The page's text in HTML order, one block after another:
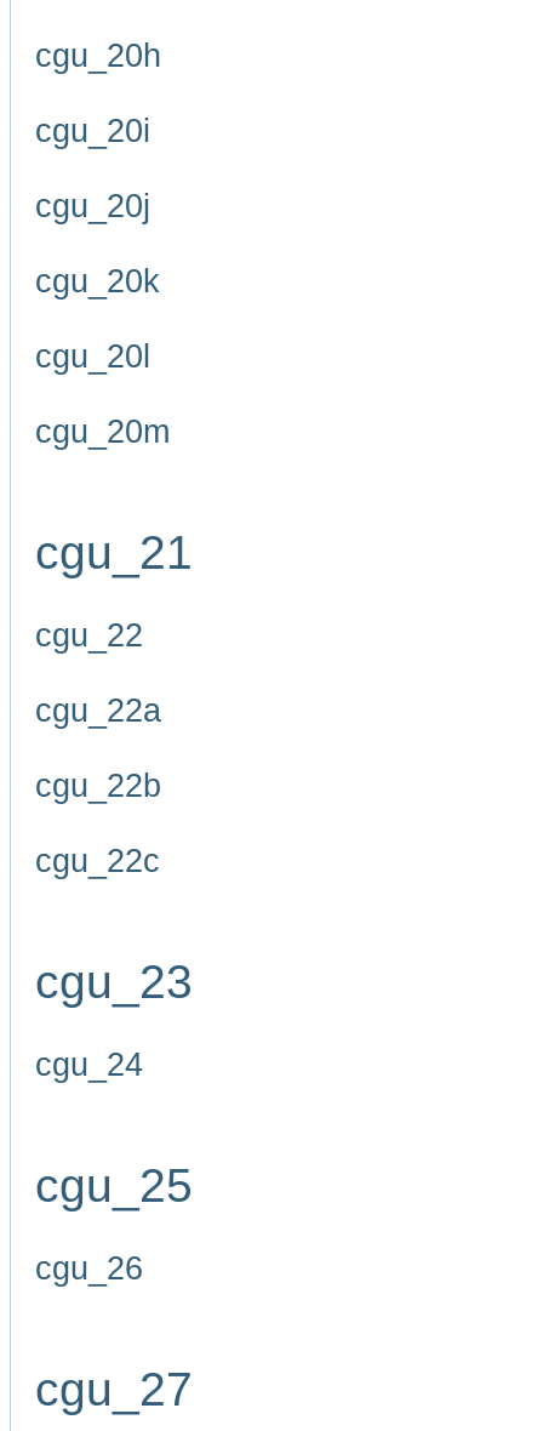
cgu_20h
cgu_20i
cgu_20j
cgu_20k
cgu_20l
cgu_20m
cgu_21
cgu_22
cgu_22a
cgu_22b
cgu_22c
cgu_23
cgu_24
cgu_25
cgu_26
cgu_27